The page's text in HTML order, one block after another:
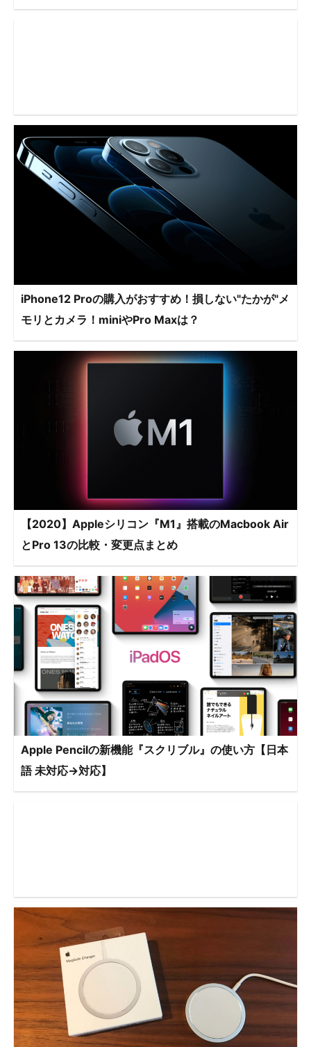
iPhone12 Proの購入がおすすめ！損しない"たかが"メ
モリとカメラ！miniやPro Maxは？
【2020】Appleシリコン『M1』搭載のMacbook Air
とPro 13の比較・変更点まとめ
Apple Pencilの新機能『スクリブル』の使い方【日本
語 未対応→対応】